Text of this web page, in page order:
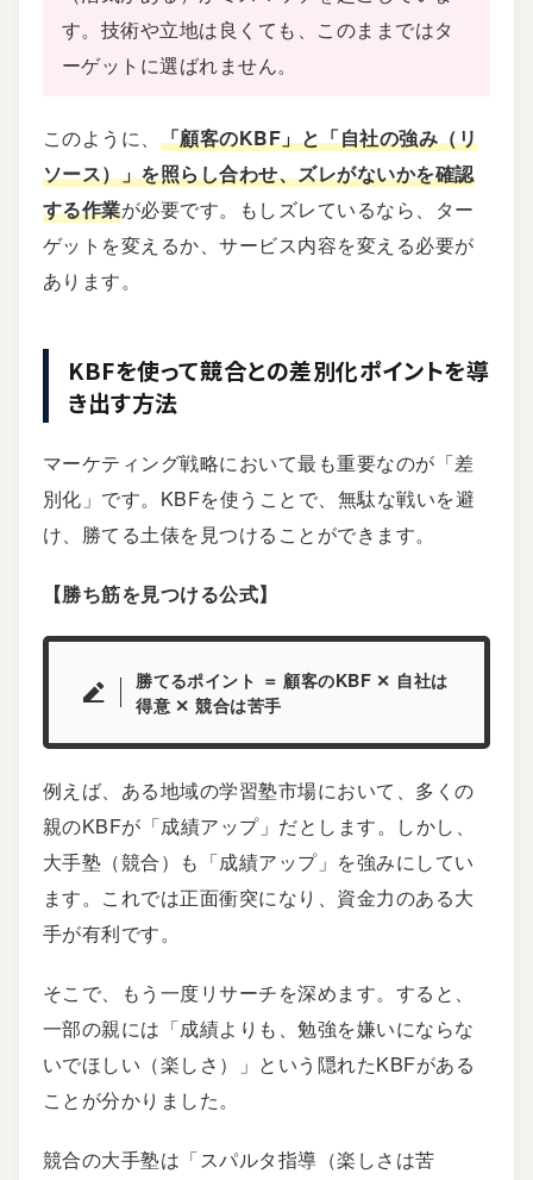
す。技術や立地は良くても、このままではタ
ーゲットに選ばれません。
このように、 「顧客のKBF」と「自社の強み（リ
ソース）」を照らし合わせ、ズレがないかを確認
する作業が必要です。もしズレているなら、ター
ゲットを変えるか、サービス内容を変える必要が
あります。
KBFを使って競合との差別化ポイントを導
き出す方法
マーケティング戦略において最も重要なのが「差
別化」です。KBFを使うことで、無駄な戦いを避
け、勝てる土俵を見つけることができます。
【勝ち筋を見つける公式】
勝てるポイント ＝ 顧客のKBF ✕ 自社は
得意 ✕ 競合は苦手
例えば、ある地域の学習塾市場において、多くの
親のKBFが「成績アップ」だとします。しかし、
大手塾（競合）も「成績アップ」を強みにしてい
ます。これでは正面衝突になり、資金力のある大
手が有利です。
そこで、もう一度リサーチを深めます。すると、
一部の親には「成績よりも、勉強を嫌いにならな
いでほしい（楽しさ）」という隠れたKBFがある
ことが分かりました。
競合の大手塾は「スパルタ指導（楽しさは苦